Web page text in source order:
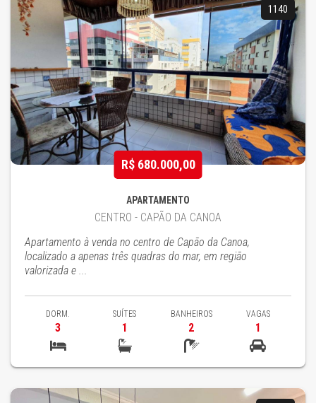
1140
R$ 680.000,00
APARTAMENTO
CENTRO - CAPÃO DA CANOA
Apartamento à venda no centro de Capão da Canoa,
localizado a apenas três quadras do mar, em região
valorizada e ...
DORM.
3
SUÍTES
1
BANHEIROS
2
VAGAS
1